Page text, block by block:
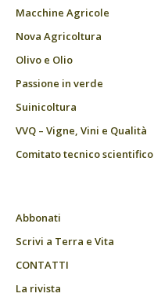
Macchine Agricole
Nova Agricoltura
Olivo e Olio
Passione in verde
Suinicoltura
VVQ – Vigne, Vini e Qualità
Comitato tecnico scientifico
Abbonati
Scrivi a Terra e Vita
CONTATTI
La rivista